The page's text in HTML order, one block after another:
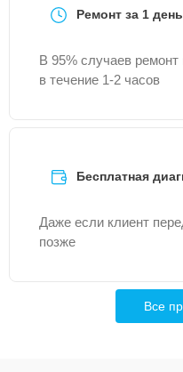
Ремонт за 1 день
В 95% случаев ремонт
в течение 1-2 часов
Бесплатная
Даже если клиент
позже
Все